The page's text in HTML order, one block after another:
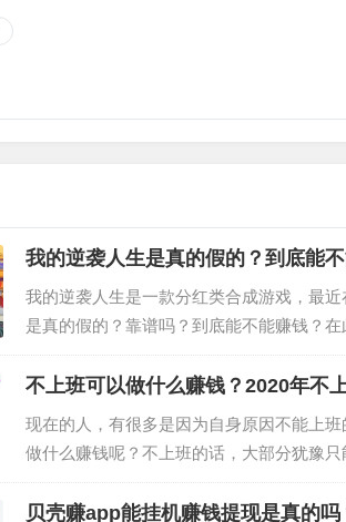
我的逆袭人生是真的假的？到底能
我的逆袭人生是一款分红类合成游戏，最
是真的假的？靠谱吗？到底能不能赚钱？
洞，而且广告超多，我下载体验过了，感
不上班可以做什么赚钱？2020年不
现在的人，有很多是因为自身原因不能上
做什么赚钱呢？不上班的话，大部分犹豫
的兼职项目，比如手机做任务赚钱，手机
贝壳赚app能挂机赚钱提现是真的